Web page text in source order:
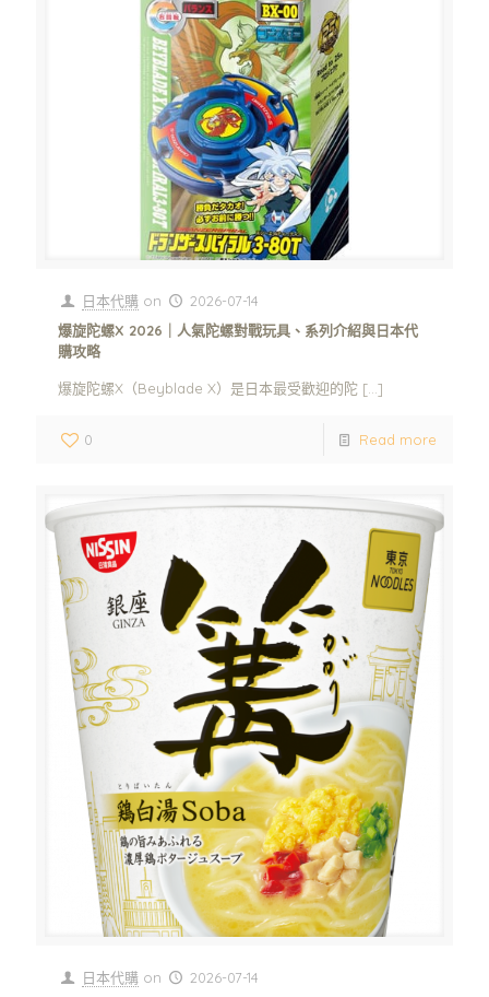
日本代購 on
2026-07-14
爆旋陀螺X 2026｜人氣陀螺對戰玩具、系列介紹與日本代
購攻略
爆旋陀螺X（Beyblade X）是日本最受歡迎的陀 […]
0 Read more
日本代購 on
2026-07-14